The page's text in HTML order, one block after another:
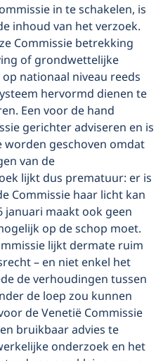
in te schakelen, is
inhoud van het verzoek.
Commissie betrekking
of grondwettelijke
nationaal niveau reeds
hervormd dienen te
Een voor de hand
gerichter adviseren en is
geschoven omdat
van de
lijkt dus prematuur: er is
Commissie haar licht kan
januari maakt ook geen
op de schop moet.
lijkt dermate ruim
– en niet enkel het
de verhoudingen tussen
de loep zou kunnen
de Venetië Commissie
bruikbaar advies te
onderzoek en het